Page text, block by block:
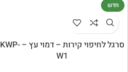
חדש
סרגל לחיפוי קירות – דמוי עץ – KWP-
W1